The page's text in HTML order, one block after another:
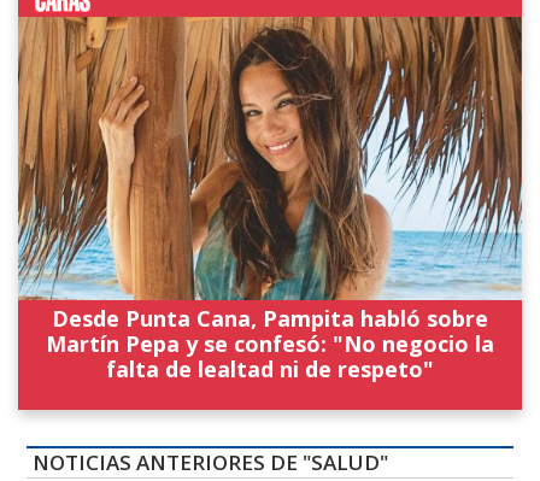
Desde Punta Cana, Pampita habló sobre
Martín Pepa y se confesó: "No negocio la
falta de lealtad ni de respeto"
NOTICIAS ANTERIORES DE "SALUD"